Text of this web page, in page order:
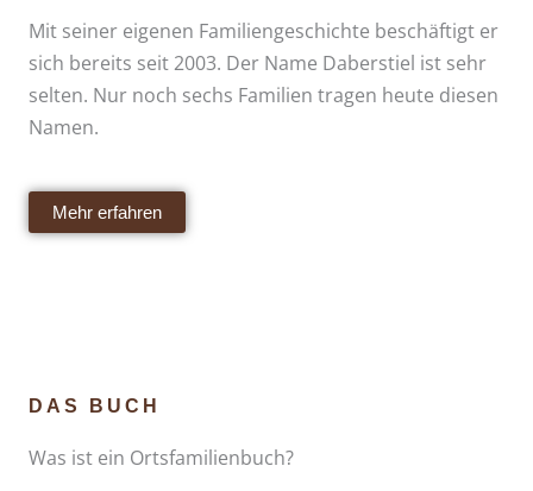
Mit seiner eigenen Familiengeschichte beschäftigt er
sich bereits seit 2003. Der Name Daberstiel ist sehr
selten. Nur noch sechs Familien tragen heute diesen
Namen.
Mehr erfahren
DAS BUCH
Was ist ein Ortsfamilienbuch?